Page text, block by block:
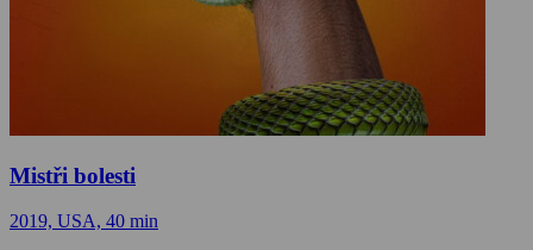
Mistři bolesti
2019, USA, 40 min